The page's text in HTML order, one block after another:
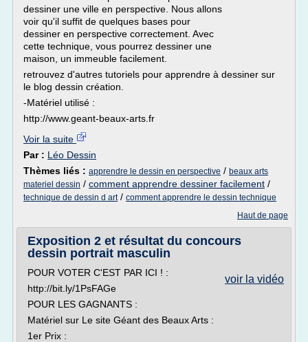
dessiner une ville en perspective. Nous allons
voir qu'il suffit de quelques bases pour
dessiner en perspective correctement. Avec
cette technique, vous pourrez dessiner une
maison, un immeuble facilement.
retrouvez d'autres tutoriels pour apprendre à dessiner sur
le blog dessin création.
-Matériel utilisé :
http://www.geant-beaux-arts.fr
Voir la suite
Par : Léo Dessin
Thèmes liés : apprendre le dessin en perspective / beaux arts
materiel dessin / comment apprendre dessiner facilement /
technique de dessin d art/ comment apprendre le dessin technique
Haut de page
Exposition 2 et résultat du concours
dessin portrait masculin
voir la vidéo
POUR VOTER C'EST PAR ICI ! :
http://bit.ly/1PsFAGe
POUR LES GAGNANTS :
Matériel sur Le site Géant des Beaux Arts :
1er Prix :